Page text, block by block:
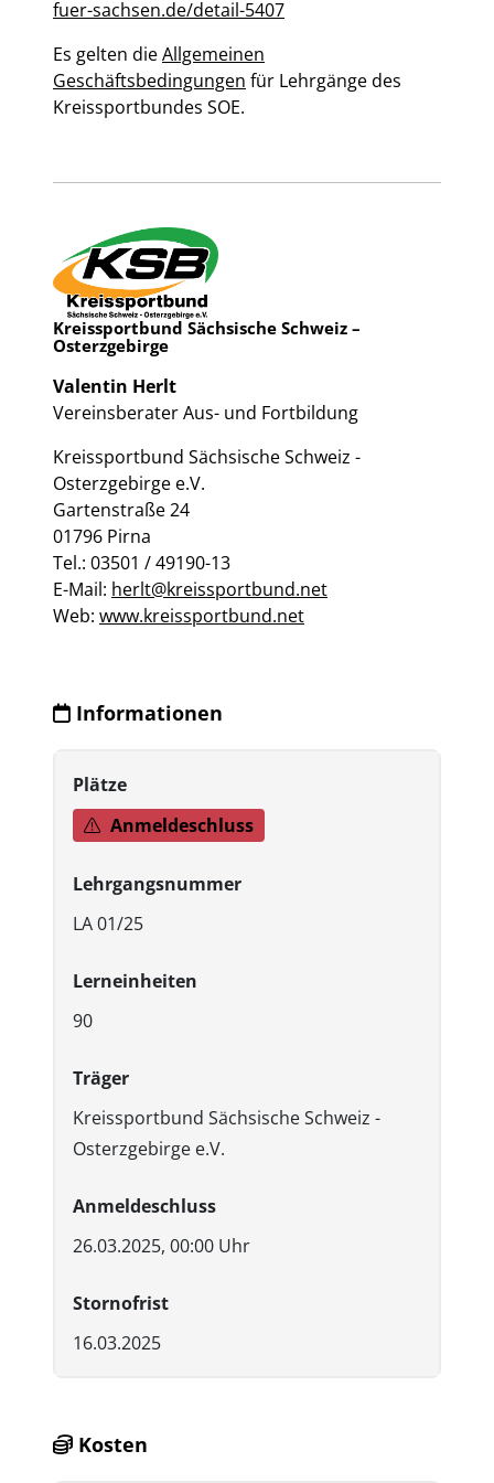
fuer-sachsen.de/detail-5407
Es gelten dieAllgemeinen
Geschäftsbedingungen für Lehrgänge des
Kreissportbundes SOE.
Kreissportbund Sächsische Schweiz –
Osterzgebirge
Valentin Herlt
Vereinsberater Aus- und Fortbildung
Kreissportbund Sächsische Schweiz -
Osterzgebirge e.V.
Gartenstraße 24
01796 Pirna
Tel.: 03501 / 49190-13
E-Mail: herlt@kreissportbund.net
Web: www.kreissportbund.net
Informationen
Plätze
Anmeldeschluss
Lehrgangsnummer
LA 01/25
Lerneinheiten
90
Träger
Kreissportbund Sächsische Schweiz -
Osterzgebirge e.V.
Anmeldeschluss
26.03.2025, 00:00 Uhr
Stornofrist
16.03.2025
Kosten